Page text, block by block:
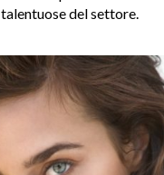
talentuose del settore.